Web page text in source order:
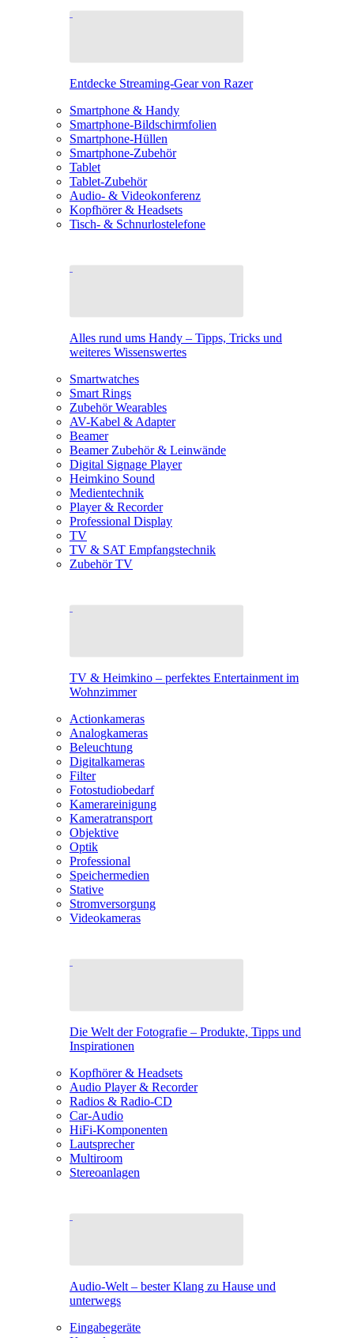
Entdecke Streaming-Gear von Razer
Smartphone & Handy
Smartphone-Bildschirmfolien
Smartphone-Hüllen
Smartphone-Zubehör
Tablet
Tablet-Zubehör
Audio- & Videokonferenz
Kopfhörer & Headsets
Tisch- & Schnurlostelefone
Alles rund ums Handy – Tipps, Tricks und
weiteres Wissenswertes
Smartwatches
Smart Rings
Zubehör Wearables
AV-Kabel & Adapter
Beamer
Beamer Zubehör & Leinwände
Digital Signage Player
Heimkino Sound
Medientechnik
Player & Recorder
Professional Display
TV
TV & SAT Empfangstechnik
Zubehör TV
TV & Heimkino – perfektes Entertainment im
Wohnzimmer
Actionkameras
Analogkameras
Beleuchtung
Digitalkameras
Filter
Fotostudiobedarf
Kamerareinigung
Kameratransport
Objektive
Optik
Professional
Speichermedien
Stative
Stromversorgung
Videokameras
Die Welt der Fotografie – Produkte, Tipps und
Inspirationen
Kopfhörer & Headsets
Audio Player & Recorder
Radios & Radio-CD
Car-Audio
HiFi-Komponenten
Lautsprecher
Multiroom
Stereoanlagen
Audio-Welt – bester Klang zu Hause und
unterwegs
Eingabegeräte